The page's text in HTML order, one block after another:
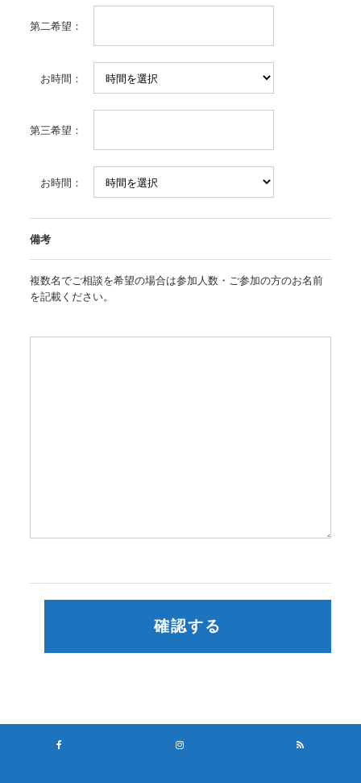
第二希望：
お時間：
第三希望：
お時間：
備考
複数名でご相談を希望の場合は参加人数・ご参加の方のお名前
を記載ください。